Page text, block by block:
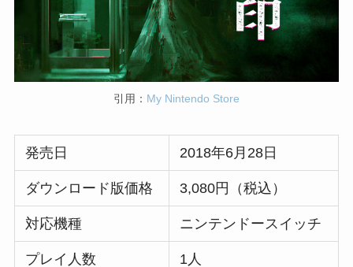
引用： My Nintendo Store
発売日 2018年6月28日
ダウンロード版価格 3,080円（税込）
対応機種 ニンテンドースイッチ
プレイ人数 1人